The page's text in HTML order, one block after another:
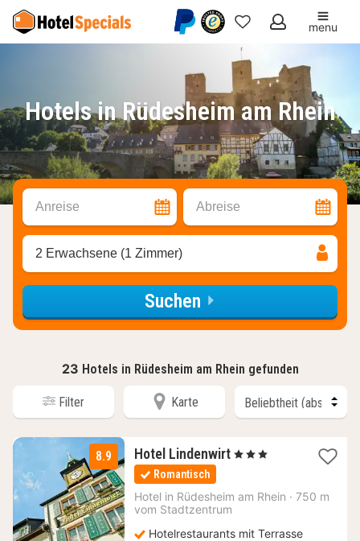
Meine
Favoriten
menu
Hotels in Rüdesheim am Rhein
Anreise Abreise
2 Erwachsene (1 Zimmer)
Suchen
23 Hotels in Rüdesheim am Rhein gefunden
Filter Karte
8.9 Hotel Lindenwirt 1
115
, 3 Sterne
Romantisch
Hotel in Rüdesheim am Rhein · 750 m
vom Stadtzentrum
Hotelrestaurants mit Terrasse